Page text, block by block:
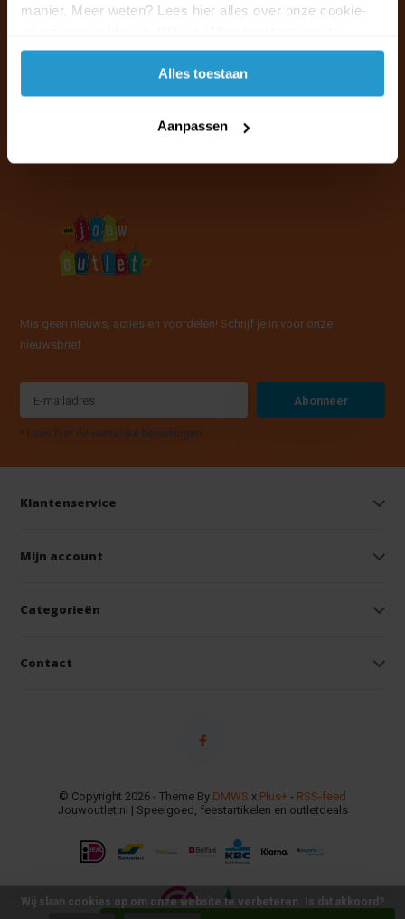
manier. Meer weten? Lees hier alles over onze cookie-
accepteren.
Alles toestaan
Aanpassen
+31 (0)13 785 62 41
Naar de klantenservice & FAQ
Mis geen nieuws, acties en voordelen! Schrijf je in voor onze
nieuwsbrief
Abonneer
* Lees hier de wettelijke beperkingen
Klantenservice
Mijn account
Categorieën
Contact
© Copyright 2026 - Theme By DMWS x Plus+ - RSS-feed
Jouwoutlet.nl | Speelgoed, feestartikelen en outletdeals
Wij slaan cookies op om onze website te verbeteren. Is dat akkoord?